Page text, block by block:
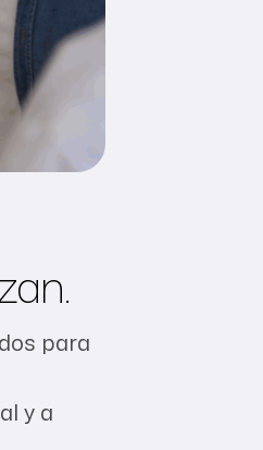
para
y a